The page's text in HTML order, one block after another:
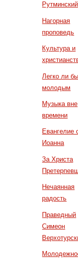
Рутминский
Нагорная
проповедь
Культура и
Легко ли
молодым
Музыка вне
времени
Евангелие
Иоанна
За Христа
Нечаянная
радость
Праведный
Симеон